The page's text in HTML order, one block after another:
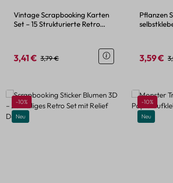
von 5 Sternen
Vintage Scrapbooking Karten
Set – 15 Strukturierte Retro
Verkaufspreis:
3,41 € Regulärer Preis:
3,79 €
Pflanzen
3,59 €
Rabatt
-10%
Neu
Rabatt
-10%
Neu